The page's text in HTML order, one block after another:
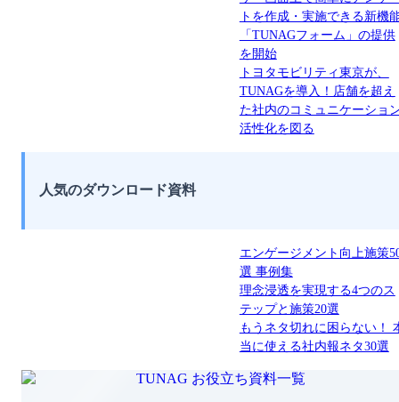
トを作成・実施できる新機
「TUNAGフォーム」の提供
を開始
トヨタモビリティ東京が、
TUNAGを導入！店舗を超え
た社内のコミュニケーショ
活性化を図る
人気のダウンロード資料
エンゲージメント向上施策
選 事例集
理念浸透を実現する4つのス
テップと施策20選
もうネタ切れに困らない！
当に使える社内報ネタ30選